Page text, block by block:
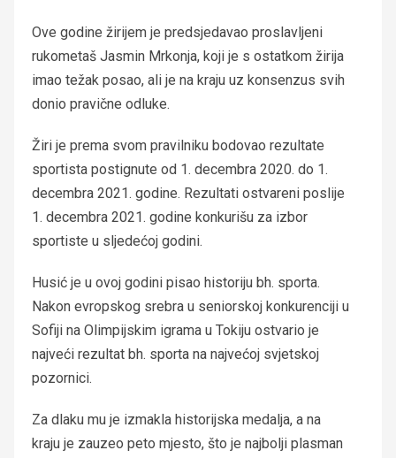
Ove godine žirijem je predsjedavao proslavljeni
rukometaš Jasmin Mrkonja, koji je s ostatkom žirija
imao težak posao, ali je na kraju uz konsenzus svih
donio pravične odluke.
Žiri je prema svom pravilniku bodovao rezultate
sportista postignute od 1. decembra 2020. do 1.
decembra 2021. godine. Rezultati ostvareni poslije
1. decembra 2021. godine konkurišu za izbor
sportiste u sljedećoj godini.
Husić je u ovoj godini pisao historiju bh. sporta.
Nakon evropskog srebra u seniorskoj konkurenciji u
Sofiji na Olimpijskim igrama u Tokiju ostvario je
najveći rezultat bh. sporta na najvećoj svjetskoj
pozornici.
Za dlaku mu je izmakla historijska medalja, a na
kraju je zauzeo peto mjesto, što je najbolji plasman